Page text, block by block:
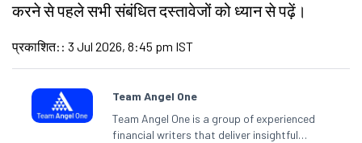
करने से पहले सभी संबंधित दस्तावेजों को ध्यान से पढ़ें।
प्रकाशित: : 3 Jul 2026, 8:45 pm IST
Team Angel One
Team Angel One is a group of experienced
financial writers that deliver insightful